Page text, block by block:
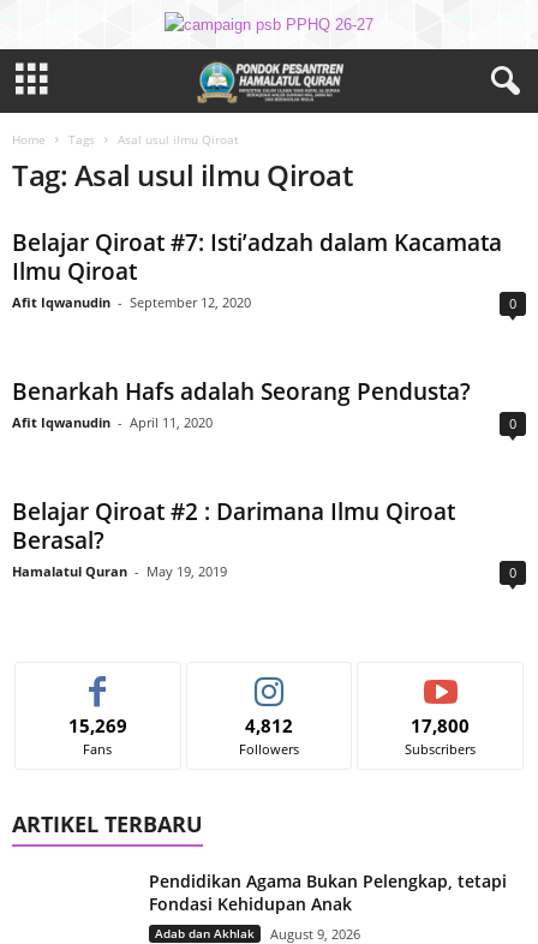
Home Tags Asal usul ilmu Qiroat
Tag: Asal usul ilmu Qiroat
Belajar Qiroat #7: Isti’adzah dalam Kacamata
Ilmu Qiroat
Afit Iqwanudin - September 12, 2020 0
Benarkah Hafs adalah Seorang Pendusta?
Afit Iqwanudin - April 11, 2020 0
Belajar Qiroat #2 : Darimana Ilmu Qiroat
Berasal?
Hamalatul Quran - May 19, 2019 0
15,269
Fans
4,812
Followers
17,800
Subscribers
ARTIKEL TERBARU
Pendidikan Agama Bukan Pelengkap, tetapi
Fondasi Kehidupan Anak
Adab dan Akhlak August 9, 2026